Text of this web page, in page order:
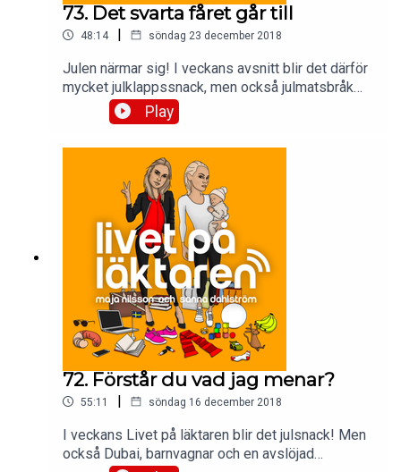
73. Det svarta fåret går till
48:14 | söndag 23 december 2018
Julen närmar sig! I veckans avsnitt blir det därför
mycket julklappssnack, men också julmatsbråk
och Majas sammanbrott i Lund.
Play
72. Förstår du vad jag menar?
55:11 | söndag 16 december 2018
I veckans Livet på läktaren blir det julsnack! Men
också Dubai, barnvagnar och en avslöjad